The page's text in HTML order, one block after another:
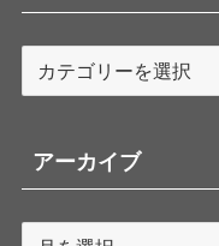
リ
ー
アーカイブ